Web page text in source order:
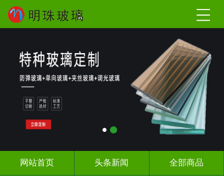
网站首页 头条新闻 全部商品